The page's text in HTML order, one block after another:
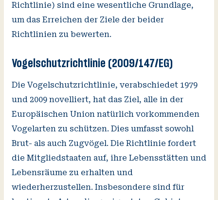
Richtlinie) sind eine wesentliche Grundlage,
um das Erreichen der Ziele der beider
Richtlinien zu bewerten.
Vogelschutzrichtlinie (2009/147/EG)
Die Vogelschutzrichtlinie, verabschiedet 1979
und 2009 novelliert, hat das Ziel, alle in der
Europäischen Union natürlich vorkommenden
Vogelarten zu schützen. Dies umfasst sowohl
Brut- als auch Zugvögel. Die Richtlinie fordert
die Mitgliedstaaten auf, ihre Lebensstätten und
Lebensräume zu erhalten und
wiederherzustellen. Insbesondere sind für